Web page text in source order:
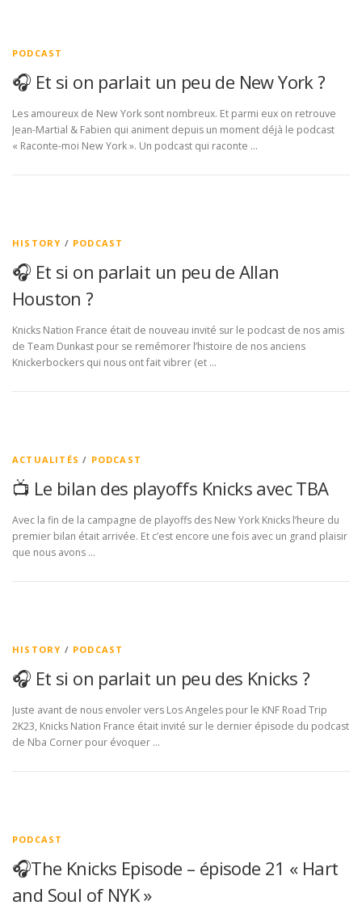
PODCAST
🎧 Et si on parlait un peu de New York ?
Les amoureux de New York sont nombreux. Et parmi eux on retrouve
Jean-Martial & Fabien qui animent depuis un moment déjà le podcast
« Raconte-moi New York ». Un podcast qui raconte …
HISTORY / PODCAST
🎧 Et si on parlait un peu de Allan
Houston ?
Knicks Nation France était de nouveau invité sur le podcast de nos amis
de Team Dunkast pour se remémorer l’histoire de nos anciens
Knickerbockers qui nous ont fait vibrer (et …
ACTUALITÉS / PODCAST
📺 Le bilan des playoffs Knicks avec TBA
Avec la fin de la campagne de playoffs des New York Knicks l’heure du
premier bilan était arrivée. Et c’est encore une fois avec un grand plaisir
que nous avons …
HISTORY / PODCAST
🎧 Et si on parlait un peu des Knicks ?
Juste avant de nous envoler vers Los Angeles pour le KNF Road Trip
2K23, Knicks Nation France était invité sur le dernier épisode du podcast
de Nba Corner pour évoquer …
PODCAST
🎧The Knicks Episode – épisode 21 « Hart
and Soul of NYK »